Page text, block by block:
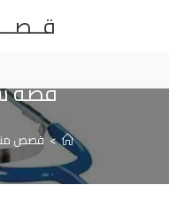
قصة
> قصص